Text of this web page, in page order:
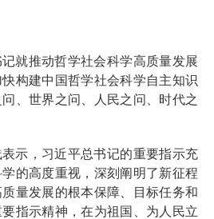
就推动哲学社会科学高质量发展
构建中国哲学社会科学自主知识
、世界之问、人民之问、时代之
示，习近平总书记的重要指示充
的高度重视，深刻阐明了新征程
质量发展的根本保障、目标任务和
指示精神，在为祖国、为人民立